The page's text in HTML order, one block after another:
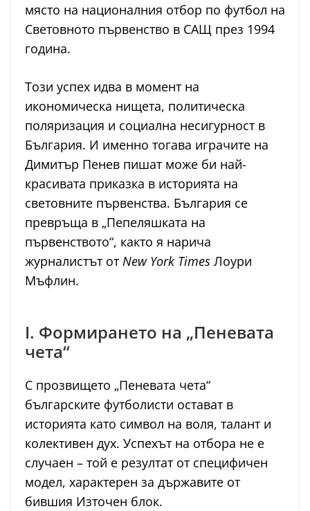
място на националния отбор по футбол на
Световното първенство в САЩ през 1994
година.
Този успех идва в момент на
икономическа нищета, политическа
поляризация и социална несигурност в
България. И именно тогава играчите на
Димитър Пенев пишат може би най-
красивата приказка в историята на
световните първенства. България се
превръща в „Пепеляшката на
първенството“, както я нарича
журналистът отNew York Times Лоури
Мъфлин.
I. Формирането на „Пеневата
чета“
С прозвището „Пеневата чета“
българските футболисти остават в
историята като символ на воля, талант и
колективен дух. Успехът на отбора не е
случаен – той е резултат от специфичен
модел, характерен за държавите от
бившия Източен блок.